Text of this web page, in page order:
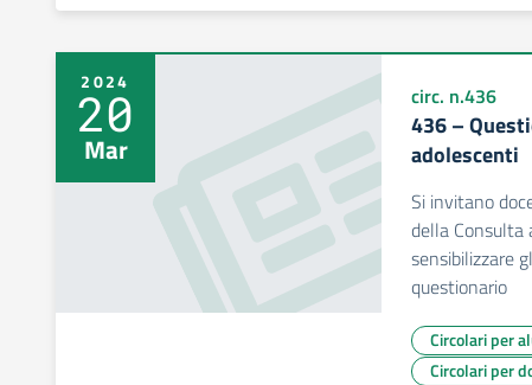
2024
20
Mar
circ. n.436
436 –
adolescenti
Si invitano
della Consulta
sensibilizzare
questionario
Circolari per
Circolari per